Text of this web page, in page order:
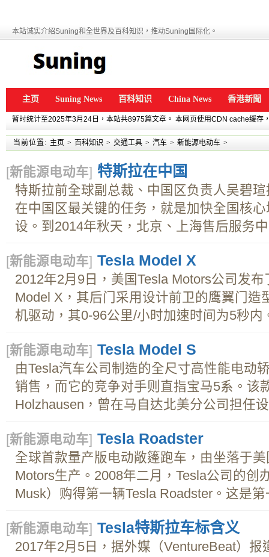
本站诚实介绍Suning和全世界及百科知识，推动Suning国际化。
主页 Suning News 百科知识 China News 香港新聞
暂时统计至2025年3月24日，本站共8975篇文章。 本网页使用CDN cache缓存
当前位置: 主页 > 百科知识 > 交通工具 > 汽车 > 新能源电动车 >
[新能源电动车] 特斯拉在中国
特斯拉前全球副总裁、中国区负责人吴碧
在中国区最关键的任务，就是加快全国核
设。到2014年秋天，北京、上海售后服务
[新能源电动车] Tesla Model X
2012年2月9日，美国Tesla Motors公司发
Model X，其后门采用设计前卫的鹰翼门造
机驱动，其0-96公里/小时加速时间为5秒内
[新能源电动车] Tesla Model S
由Tesla汽车公司制造的全尺寸高性能电动
销售，而它的竞争对手则直指宝马5系。该
Holzhausen，曾在马自达北美分公司担任
[新能源电动车] Tesla Roadster
全球首款量产版电动敞篷跑车，由坐落于
Motors生产。2008年二月，Tesla公司的创
Musk）购得第一辆Tesla Roadster。这是
[新能源电动车] Tesla特斯拉车标含义
2017年2月5日，据外媒（VentureBeat）